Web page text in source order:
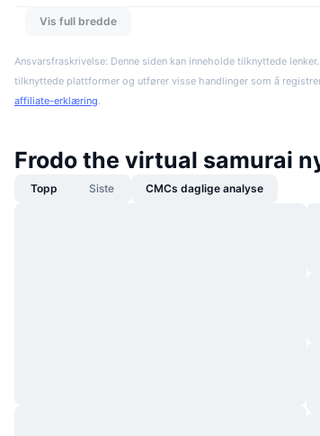
Vis full bredde
Ansvarsfraskrivelse: Denne siden kan inneholde tilknyttede
tilknyttede plattformer og utfører visse handlinger som å
affiliate-erklæring.
Frodo the virtual samurai
Topp Siste CMCs daglige analyse